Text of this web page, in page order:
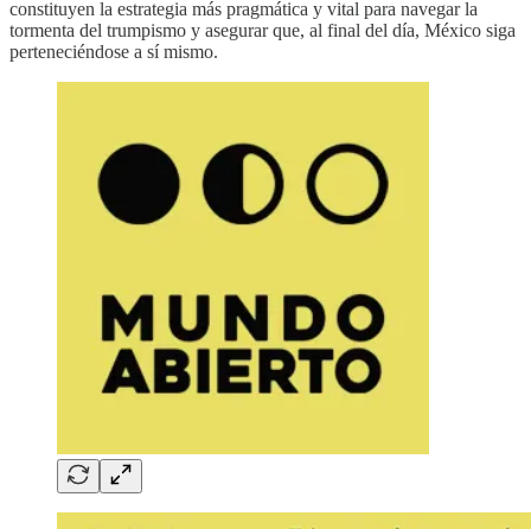
constituyen la estrategia más pragmática y vital para navegar la
tormenta del trumpismo y asegurar que, al final del día, México siga
perteneciéndose a sí mismo.